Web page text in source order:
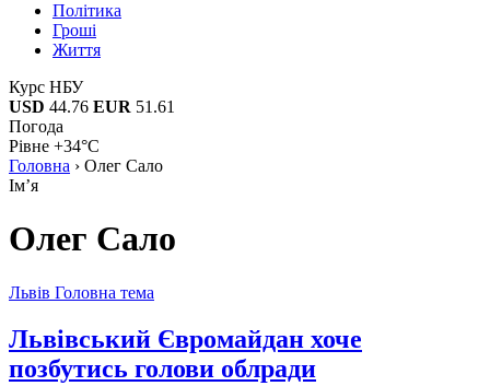
Політика
Гроші
Життя
Курс НБУ
USD 44.76 EUR 51.61
Погода
Рівне +34°C
Головна › Олег Сало
Імʼя
Олег Сало
Львів Головна тема
Львівський Євромайдан хоче
позбутись голови облради